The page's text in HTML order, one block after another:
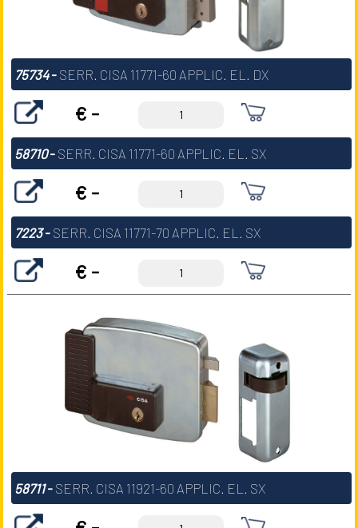
75734- SERR. CISA 11771-60 APPLIC. EL. DX
€ -
58710- SERR. CISA 11771-60 APPLIC. EL. SX
€ -
7223- SERR. CISA 11771-70 APPLIC. EL. SX
€ -
58711- SERR. CISA 11921-60 APPLIC. EL. SX